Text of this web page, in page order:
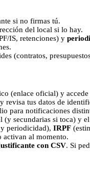
si no firmas tú.
del local si lo hay.
IS, retenciones) y
(contratos,
(enlace oficial) y accede
y revisa tus datos de
para notificaciones
(y secundarias si toca) y el
periodicidad), IRPF
activan al momento.
con CSV. Si